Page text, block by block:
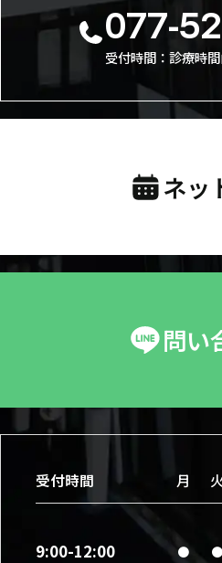
077-
受付時間：診療時
ネッ
問い
受付時間 月
9:00-12:00 ● ●